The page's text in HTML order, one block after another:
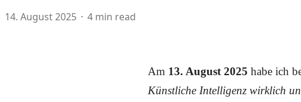
14. August 2025 4 min read
Am 13. August 2025 habe ich
Künstliche Intelligenz wirklich